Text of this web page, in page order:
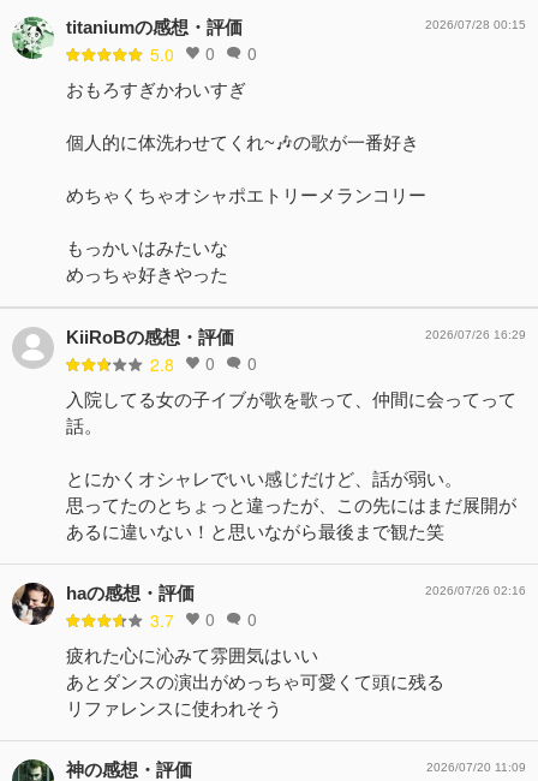
titaniumの感想・評価
5.0 0 0
2026/07/28 00:15
おもろすぎかわいすぎ
個人的に体洗わせてくれ~🎶の歌が一番好き
めちゃくちゃオシャポエトリーメランコリー
もっかいはみたいな
めっちゃ好きやった
KiiRoBの感想・評価
2.8 0 0
2026/07/26 16:29
入院してる女の子イブが歌を歌って、仲間に会ってって
話。
とにかくオシャレでいい感じだけど、話が弱い。
思ってたのとちょっと違ったが、この先にはまだ展開が
あるに違いない！と思いながら最後まで観た笑
haの感想・評価
3.7 0 0
2026/07/26 02:16
疲れた心に沁みて雰囲気はいい
あとダンスの演出がめっちゃ可愛くて頭に残る
リファレンスに使われそう
神の感想・評価 2026/07/20 11:09